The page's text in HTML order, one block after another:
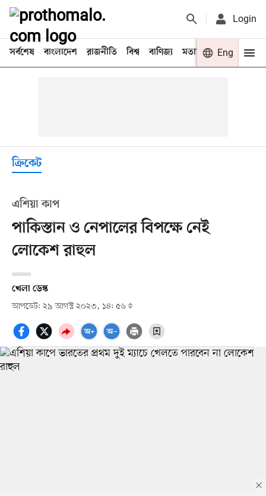
Login
সর্বশেষ বাংলাদেশ রাজনীতি বিশ্ব বাণিজ্য মতামত খেলা
Eng
ক্রিকেট
এশিয়া কাপ
পাকিস্তান ও নেপালের বিপক্ষে নেই
লোকেশ রাহুল
খেলা ডেস্ক
আপডেট: ২৯ আগস্ট ২০২৩, ১৪: ৫৬